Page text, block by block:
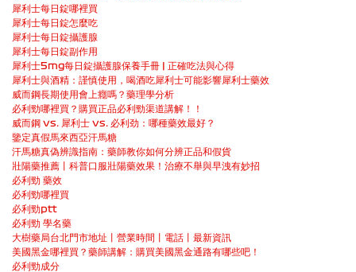
犀利士每日錠哪裡買
犀利士每日錠怎麼吃
犀利士每日錠攝護腺
犀利士每日錠副作用
犀利士5mg每日錠攝護腺保養手冊 | 正確吃法與心得
犀利士與酒精：謹慎使用，喝酒吃犀利士可能影響犀利士藥效
威而鋼長期使用會上癮嗎？藥理學分析
必利勁哪裡買？購買正品必利勁渠道講解！！
威而鋼 vs. 犀利士 vs. 必利劲：哪種藥效最好？
鑒定真假馬來西亞汗馬糖
汗馬糖真偽辨識指南：藥師教你如何分辨正品和假貨
壯陽藥推薦丨科普口服壯陽藥效果！治療不舉與早洩有妙招
必利勁 藥效
必利勁哪裡買
必利勁ptt
必利勁 學名藥
大樹藥局台北門市地址丨營業時間丨電話丨最新資訊
美國黑金哪裡買？藥師講解：購買美國黑金通路有哪些吧！
必利勁成分